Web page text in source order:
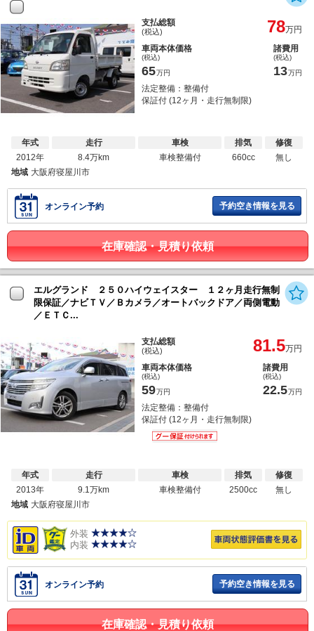
支払総額
(税込) 78万円
車両本体価格
(税込)
65万円
諸費用
(税込)
13万円
法定整備：整備付
保証付 (12ヶ月・走行無制限)
年式
2012年
走行
8.4万km
車検
車検整備付
排気
660cc
修復
無し
地域 大阪府寝屋川市
オンライン予約 予約空き情報を見る
在庫確認・見積り依頼
エルグランド ２５０ハイウェイスター １２ヶ月走行無制
限保証／ナビＴＶ／Ｂカメラ／オートバックドア／両側電動
／ＥＴＣ...
支払総額
(税込) 81.5万円
車両本体価格
(税込)
59万円
諸費用
(税込)
22.5万円
法定整備：整備付
保証付 (12ヶ月・走行無制限)
年式
2013年
走行
9.1万km
車検
車検整備付
排気
2500cc
修復
無し
地域 大阪府寝屋川市
外装
内装
オンライン予約 予約空き情報を見る
在庫確認・見積り依頼